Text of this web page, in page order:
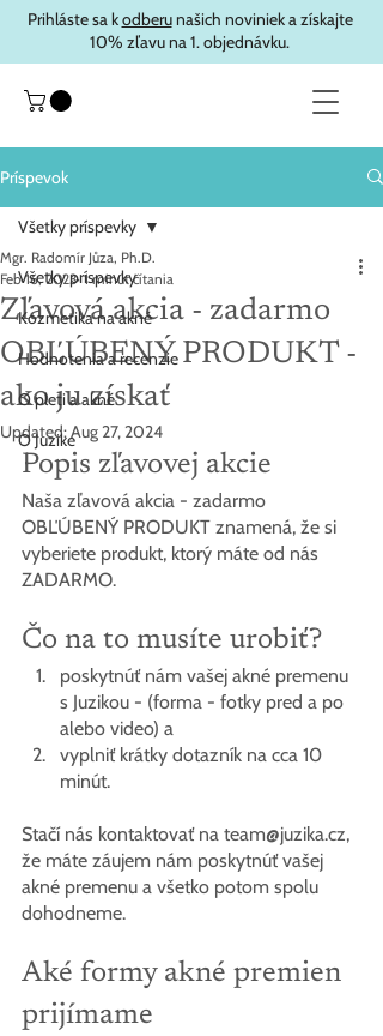
Prihláste sa kodberunašich noviniek a získajte
10% zľavu na 1. objednávku.
Príspevok
Všetky príspevky
Kozmetika na akné
Hodnotenia a recenzie
O pleti a akné
O Juzike
Všetky príspevky
Zľavová akcia - zadarmo
OBĽÚBENÝ PRODUKT -
ako ju získať
Mgr. Radomír Jůza, Ph.D.
Feb 16, 2023 1 minút čítania
Updated:Aug 27, 2024
Popis zľavovej akcie
Naša zľavová akcia - zadarmo
OBĽÚBENÝ PRODUKT znamená, že si
vyberiete produkt, ktorý máte od nás
ZADARMO.
Čo na to musíte urobiť?
poskytnúť nám vašej akné premenu
s Juzikou - (forma - fotky pred a po
alebo video) a
vyplniť krátky dotazník na cca 10
minút.
Stačí nás kontaktovať na team@juzika.cz,
že máte záujem nám poskytnúť vašej
akné premenu a všetko potom spolu
dohodneme.
Aké formy akné premien
prijímame